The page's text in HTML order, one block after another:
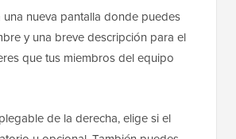
una nueva pantalla donde puedes
y una breve descripción para el
que tus miembros del equipo
de la derecha, elige si el